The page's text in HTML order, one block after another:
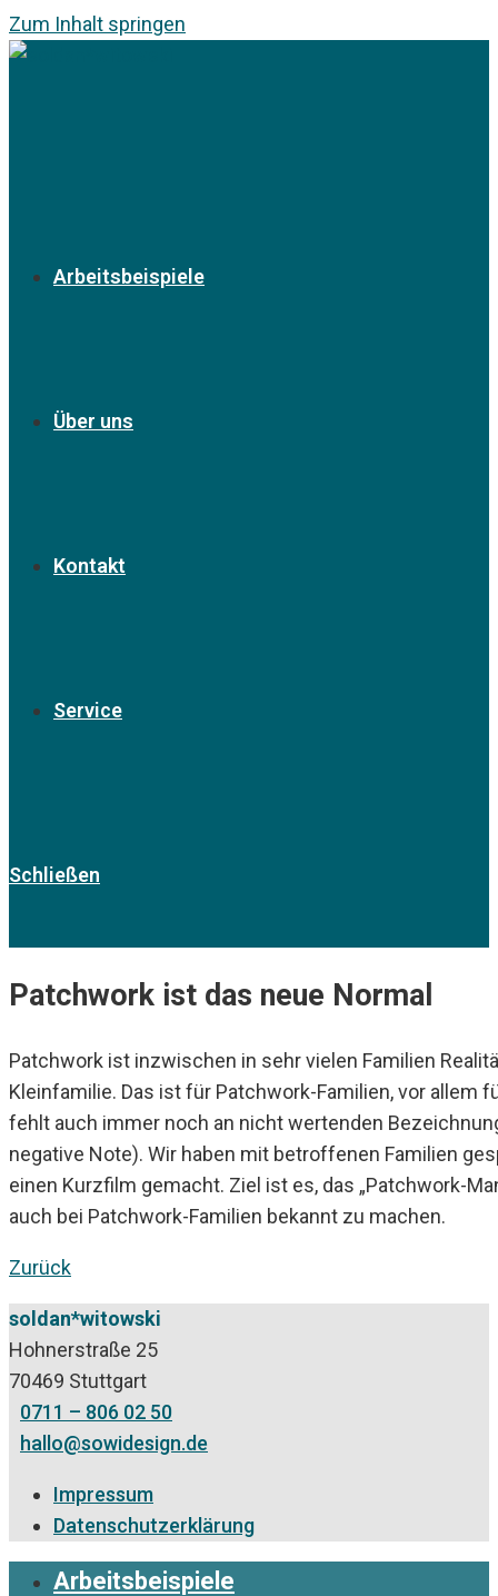
Zum Inhalt springen
Arbeitsbeispiele
Über uns
Kontakt
Service
Schließen
Patchwork ist das neue Normal
Patchwork ist inzwischen in sehr vielen Familien
Kleinfamilie. Das ist für Patchwork-Familien, vor allem
fehlt auch immer noch an nicht wertenden
negative Note). Wir haben mit betroffenen Familien
einen Kurzfilm gemacht. Ziel ist es, das „Patchwork-
auch bei Patchwork-Familien bekannt zu machen.
Zurück
soldan*witowski
Hohnerstraße 25
70469 Stuttgart
0711 – 806 02 50
hallo@sowidesign.de
Impressum
Datenschutzerklärung
Arbeitsbeispiele